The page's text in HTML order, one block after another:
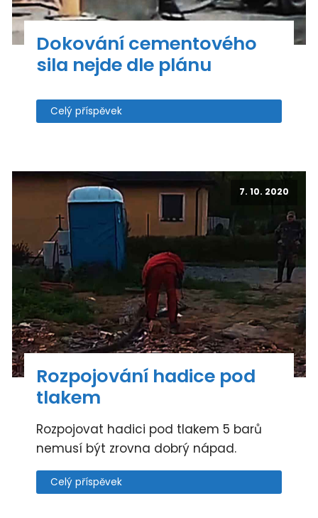
Dokování cementového
sila nejde dle plánu
Celý příspěvek
7. 10. 2020
Rozpojování hadice pod
tlakem
Rozpojovat hadici pod tlakem 5 barů
nemusí být zrovna dobrý nápad.
Celý příspěvek